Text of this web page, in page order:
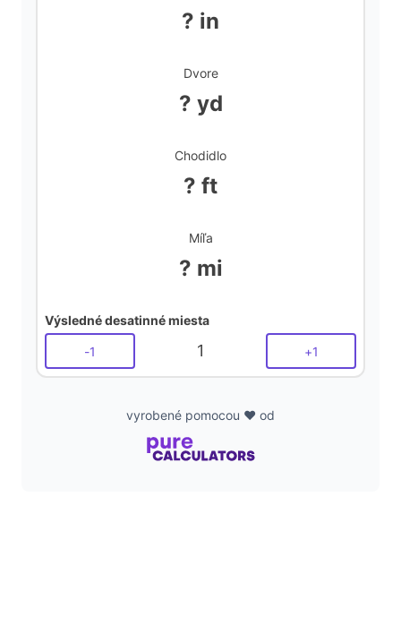
? in
Dvore
? yd
Chodidlo
? ft
Míľa
? mi
Výsledné desatinné miesta
-1 1 +1
vyrobené pomocou ❤️ od